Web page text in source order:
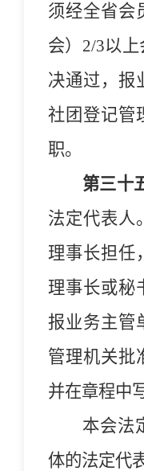
须经全省会
会） 2/3以
决通过，报
社团登记管
职。
第三十
法定代表人
理事长担任
理事长或秘
报业务主管
管理机关批
并在章程中
本会法
体的法定代